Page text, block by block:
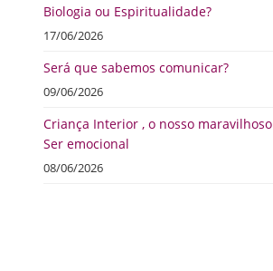
Biologia ou Espiritualidade?
17/06/2026
Será que sabemos comunicar?
09/06/2026
Criança Interior , o nosso maravilhoso
Ser emocional
08/06/2026